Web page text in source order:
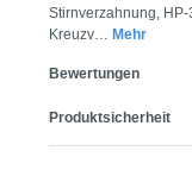
Stirnverzahnung,
Kreuzv… Mehr
Bewertungen
Produktsicherheit